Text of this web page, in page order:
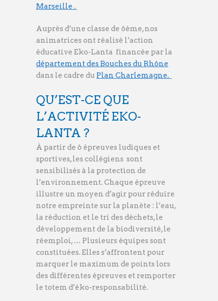
Marseille .
Auprès d’une classe de 6ème, nos
animatrices ont réalisé l’action
éducative Eko-Lanta financée par la
département des Bouches du Rhône
dans le cadre du Plan Charlemagne.
QU’EST-CE QUE
L’ACTIVITÉ EKO-
LANTA ?
À partir de 6 épreuves ludiques et
sportives, les collégiens sont
sensibilisés à la protection de
l’environnement. Chaque épreuve
illustre un moyen d’agir pour réduire
notre empreinte sur la planète : l’eau,
la réduction et le tri des déchets, le
développement de la biodiversité, le
réemploi, … Plusieurs équipes sont
constituées. Elles s’affrontent pour
marquer le maximum de points lors
des différentes épreuves et remporter
le totem d’éko-responsabilité.